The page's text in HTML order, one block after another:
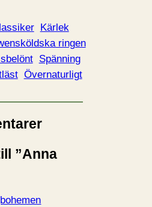
Kärlek
ringen
Spänning
Övernaturligt
”Anna